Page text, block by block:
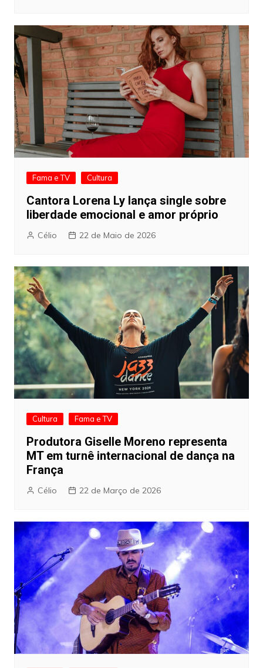
Fama e TV Cultura
Cantora Lorena Ly lança single sobre
liberdade emocional e amor próprio
Célio 22 de Maio de 2026
Cultura Fama e TV
Produtora Giselle Moreno representa
MT em turnê internacional de dança na
França
Célio 22 de Março de 2026